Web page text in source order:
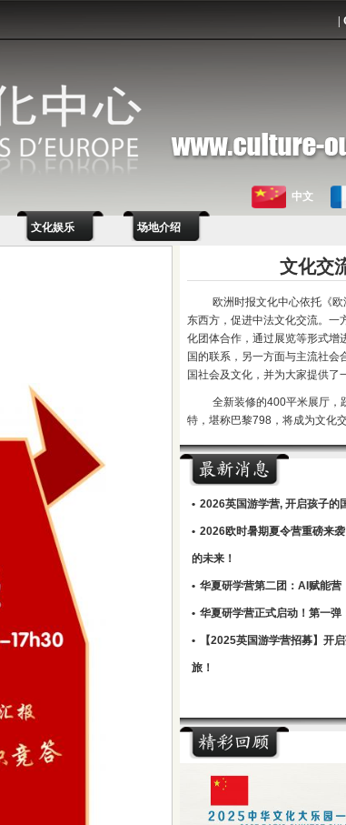
中文
文化娱乐 场地介绍
文化交
欧洲时报文化中心依托《
东西方，促进中法文化交流。一
化团体合作，通过展览等形式增
国的联系，另一方面与主流社会
国社会及文化，并为大家提供了
全新装修的400平米展厅，
特，堪称巴黎798，将成为文化
• 2026英国游学营, 开启孩子的
• 2026欧时暑期夏令营重磅来
的未来！
• 华夏研学营第二团：AI赋能营
• 华夏研学营正式启动！第一弹
• 【2025英国游学营招募】开
旅！